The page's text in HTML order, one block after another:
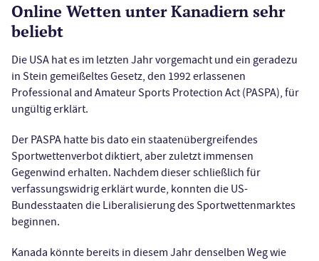
Online Wetten unter Kanadiern sehr
beliebt
Die USA hat es im letzten Jahr vorgemacht und ein geradezu
in Stein gemeißeltes Gesetz, den 1992 erlassenen
Professional and Amateur Sports Protection Act (PASPA), für
ungültig erklärt.
Der PASPA hatte bis dato ein staatenübergreifendes
Sportwettenverbot diktiert, aber zuletzt immensen
Gegenwind erhalten. Nachdem dieser schließlich für
verfassungswidrig erklärt wurde, konnten die US-
Bundesstaaten die Liberalisierung des Sportwettenmarktes
beginnen.
Kanada könnte bereits in diesem Jahr denselben Weg wie